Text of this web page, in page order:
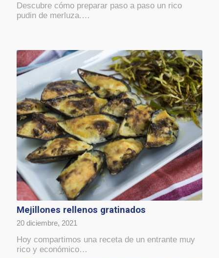
Descubre cómo preparar paso a paso un rico
pudin de merluza.…
Mejillones rellenos gratinados
20 diciembre, 2021
Hoy compartimos una receta de un entrante muy
rico y económico…